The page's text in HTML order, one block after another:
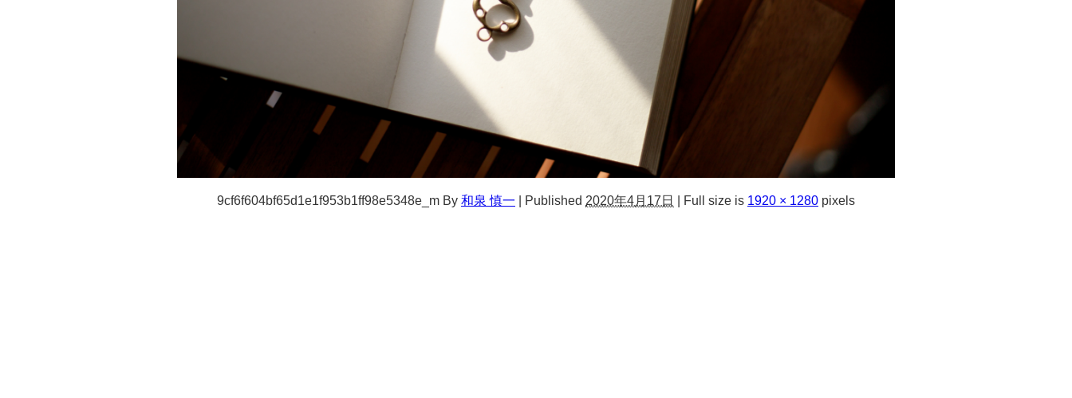
9cf6f604bf65d1e1f953b1ff98e5348e_m By 和泉 慎一 Published 2020年4月17日 Full size is 1920 × 1280 pixels